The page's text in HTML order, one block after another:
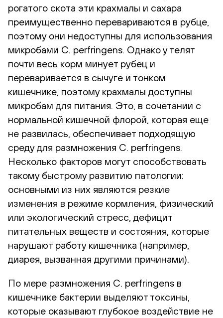
рогатого скота эти крахмалы и сахара
преимущественно перевариваются в рубце,
поэтому они недоступны для использования
микробами C. perfringens. Однако у телят
почти весь корм минует рубец и
переваривается в сычуге и тонком
кишечнике, поэтому крахмалы доступны
микробам для питания. Это, в сочетании с
нормальной кишечной флорой, которая еще
не развилась, обеспечивает подходящую
среду для размножения C. perfringens.
Несколько факторов могут способствовать
такому быстрому развитию патологии:
основными из них являются резкие
изменения в режиме кормления, физический
или экологический стресс, дефицит
питательных веществ и состояния, которые
нарушают работу кишечника (например,
диарея, вызванная другими причинами).
По мере размножения C. perfringens в
кишечнике бактерии выделяют токсины,
которые оказывают глубокое воздействие не